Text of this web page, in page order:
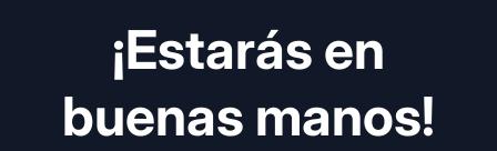
¡Estarás en
buenas manos!